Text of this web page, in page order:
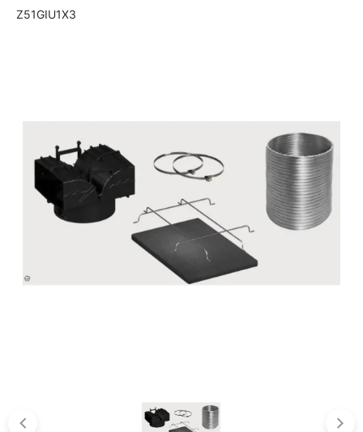
Z51GIU1X3